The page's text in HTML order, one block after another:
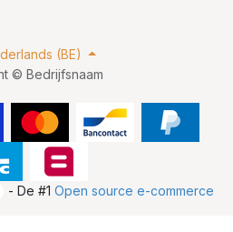
© Bedrijfsnaam
(BE)
- De #1Open source e-commerce